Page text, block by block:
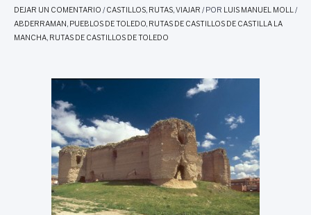
DEJAR UN COMENTARIO /CASTILLOS RUTAS VIAJAR / POR LUIS MANUEL MOLL /
ABDERRAMAN PUEBLOS DE TOLEDO RUTAS DE CASTILLOS DE CASTILLA LA
MANCHA RUTAS DE CASTILLOS DE TOLEDO